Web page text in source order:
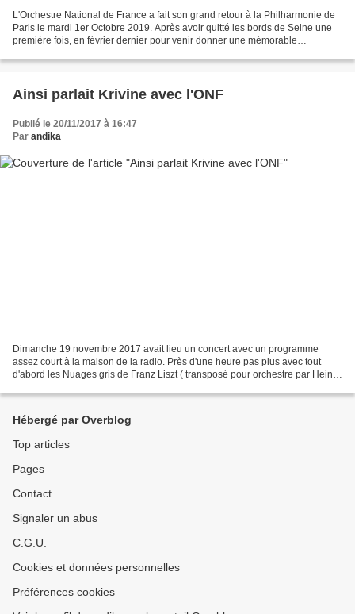
L'Orchestre National de France a fait son grand retour à la Philharmonie de
Paris le mardi 1er Octobre 2019. Après avoir quitté les bords de Seine une
première fois, en février dernier pour venir donner une mémorable
Ainsi parlait Krivine avec l'ONF
Publié le 20/11/2017 à 16:47
Par andika
Dimanche 19 novembre 2017 avait lieu un concert avec un programme
assez court à la maison de la radio. Près d'une heure pas plus avec tout
d'abord les Nuages gris de Franz Liszt ( transposé pour orchestre par Heinz
Hébergé par Overblog
Top articles
Pages
Contact
Signaler un abus
C.G.U.
Cookies et données personnelles
Préférences cookies